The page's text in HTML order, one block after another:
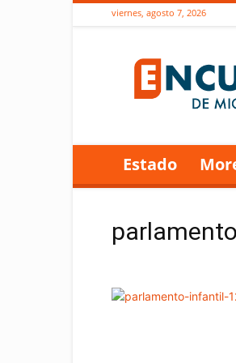
viernes, agosto 7, 2026
Estado